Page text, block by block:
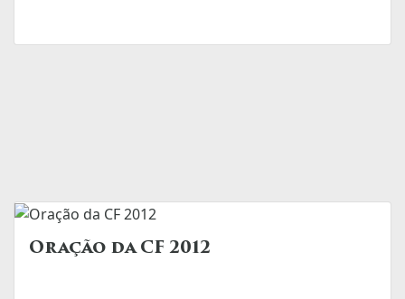
Oração da CF 2012